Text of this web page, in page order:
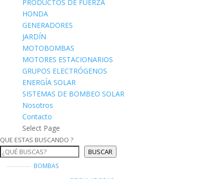
PRODUCTOS DE FUERZA
HONDA
GENERADORES
JARDÍN
MOTOBOMBAS
MOTORES ESTACIONARIOS
GRUPOS ELECTRÓGENOS
ENERGÍA SOLAR
SISTEMAS DE BOMBEO SOLAR
Nosotros
Contacto
Select Page
QUE ESTAS BUSCANDO ?
BUSCAR
BOMBAS